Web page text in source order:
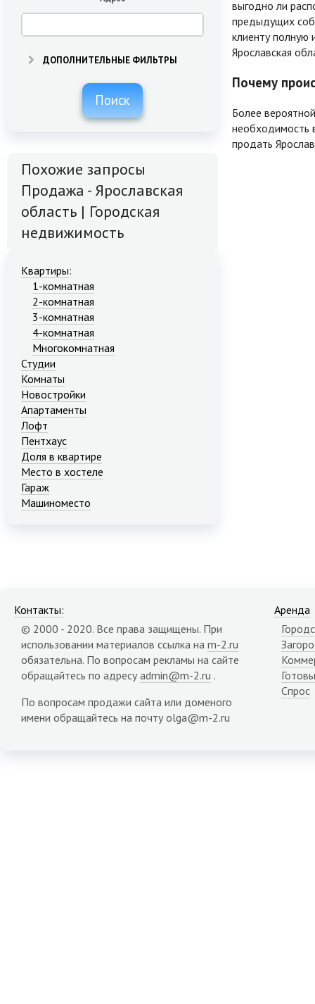
ДОПОЛНИТЕЛЬНЫЕ ФИЛЬТРЫ
Поиск
Похожие запросы
Продажа - Ярославская
область | Городская
недвижимость
Квартиры:
1-комнатная
2-комнатная
3-комнатная
4-комнатная
Многокомнатная
Студии
Комнаты
Новостройки
Апартаменты
Лофт
Пентхаус
Доля в квартире
Место в хостеле
Гараж
Машиноместо
выгодно ли
предыдущих
клиенту полную
Ярославская
Почему
Более
необходимость
продать
Контакты:
© 2000 - 2020. Все права защищены. При
использовании материалов ссылка на m-2.ru
обязательна. По вопросам рекламы на сайте
обращайтесь по адресу admin@m-2.ru .
По вопросам продажи сайта или доменого
имени обращайтесь на почту olga@m-2.ru
Аренда
Спрос